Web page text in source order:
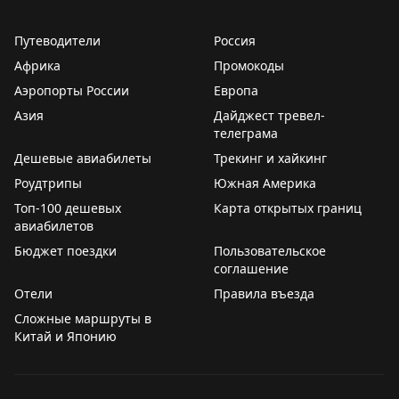
Путеводители
Россия
Африка
Промокоды
Аэропорты России
Европа
Азия
Дайджест тревел-
телеграма
Дешевые авиабилеты
Трекинг и хайкинг
Роудтрипы
Южная Америка
Топ-100 дешевых
авиабилетов
Карта открытых границ
Бюджет поездки
Пользовательское
соглашение
Отели
Правила въезда
Сложные маршруты в
Китай и Японию